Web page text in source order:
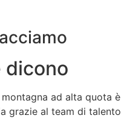
dicono
ad alta quota è
grazie al team di talento